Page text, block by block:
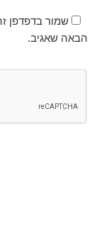
שמור בדפדפן
הבאה שאגיב.